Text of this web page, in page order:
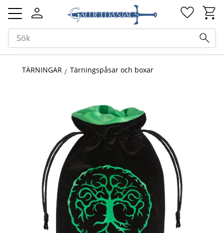
Meny
TÄRNINGAR Tärningspåsar och boxar